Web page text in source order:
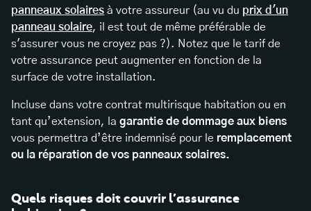
panneaux solaires à votre assureur (au vu du prix d'un
panneau solaire, il est tout de même préférable de
s'assurer vous ne croyez pas ?). Notez que le tarif de
votre assurance peut augmenter en fonction de la
surface de votre installation.
Incluse dans votre contrat multirisque habitation ou en
tant qu’extension, la garantie de dommage aux biens
vous permettra d’être indemnisé pour le remplacement
ou la réparation de vos panneaux solaires.
Quels risques doit couvrir l’assurance